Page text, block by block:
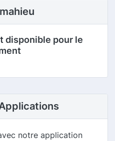
disponible pour le
notre application